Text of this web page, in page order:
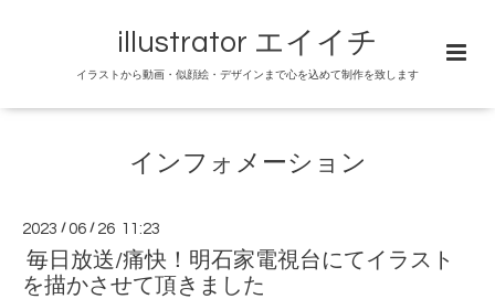
illustrator エイイチ
イラストから動画・似顔絵・デザインまで心を込めて制作を致します
インフォメーション
2023 /06 / 26 11:23
毎日放送/痛快！明石家電視台にてイラスト
を描かさせて頂きました